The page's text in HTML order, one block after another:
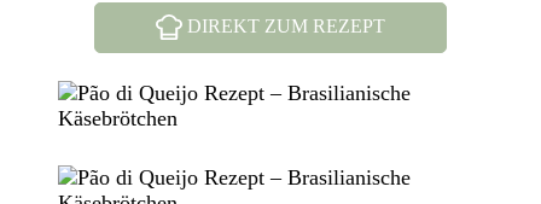
DIREKT ZUM REZEPT